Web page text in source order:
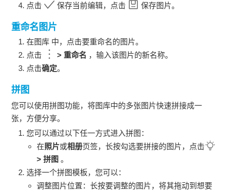
点击
保存当前编辑，点击 保存图片。
重命名图片
在图库 中，点击要重命名的图片。
点击
>重命名 ，输入该图片的新名称。
点击确定。
拼图
您可以使用拼图功能，将图库中的多张图片快速拼接成一
张，方便分享。
您可以通过以下任一方式进入拼图：
在照片或相册页签，长按勾选要拼接的图片，点击
>拼图 。
选择一个拼图模板，您可以：
调整图片位置：长按要调整的图片，将其拖动到想要